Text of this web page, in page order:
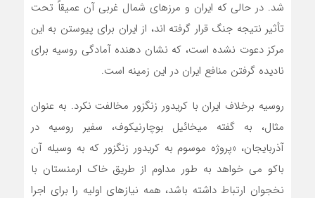
شد. در حالی که ایران و مرزهای شمال غربی آن عمیقاً تحت
تأثیر نتیجه جنگ قرار گرفته اند، از ایران برای پیوستن به این
مرکز دعوت نشده است، که نشان دهنده آمادگی روسیه برای
نادیده گرفتن منافع ایران در این زمینه است.
روسیه برخلاف ایران با کریدور زنگزور مخالفت نکرد. به عنوان
مثال، به گفته میخائیل بوچارنیکوف، سفیر روسیه در
آذربایجان، «پروژه موسوم به کریدور زنگزور که به وسیله آن
باکو می خواهد به طور مداوم از طریق خاک ارمنستان با
نخجوان ارتباط داشته باشد، همه نیازهای اولیه را برای اجرا